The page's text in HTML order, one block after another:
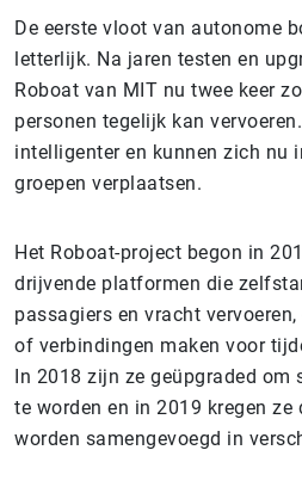
De eerste vloot van autonome
letterlijk. Na jaren testen en
Roboat van MIT nu twee keer
personen tegelijk kan
intelligenter en kunnen zich nu
groepen verplaatsen.
Het Roboat-project begon in
drijvende platformen die
passagiers en vracht
of verbindingen maken voor
In 2018 zijn ze geüpgraded om
te worden en in 2019 kregen
worden samengevoegd in